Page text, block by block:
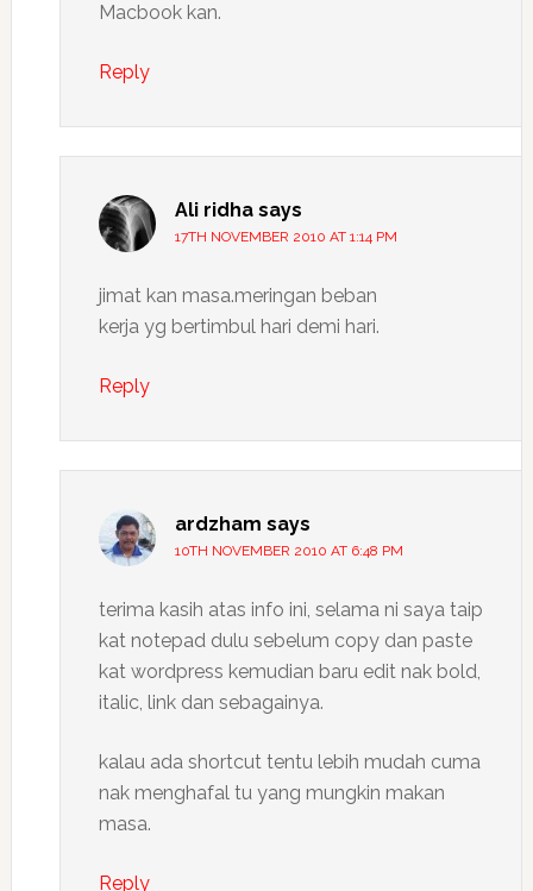
Macbook kan.
Reply
Ali ridha says
17TH NOVEMBER 2010 AT 1:14 PM
jimat kan masa.meringan beban
kerja yg bertimbul hari demi hari.
Reply
ardzham says
10TH NOVEMBER 2010 AT 6:48 PM
terima kasih atas info ini, selama ni saya taip
kat notepad dulu sebelum copy dan paste
kat wordpress kemudian baru edit nak bold,
italic, link dan sebagainya.
kalau ada shortcut tentu lebih mudah cuma
nak menghafal tu yang mungkin makan
masa.
Reply